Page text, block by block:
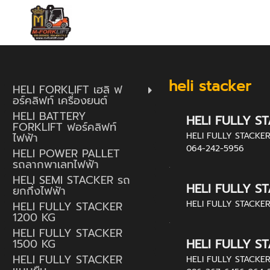
HELI FORKLIFT เฮลิ ฟ
อร์คลิฟท์ เครื่องยนต์
HELI BATTERY
FORKLIFT ฟอร์คลิฟท์
ไฟฟ้า
HELI POWER PALLET
รถลากพาเลทไฟฟ้า
HELI SEMI STACKER รถ
ยกกึ่งไฟฟ้า
HELI FULLY STACKER
1200 KG
HELI FULLY STACKER
1500 KG
HELI FULLY STACKER
heli stacker
HELI FULLY
HELI FULLY
064-242-5956
HELI FULLY
HELI FULLY
HELI FULLY
HELI FULLY